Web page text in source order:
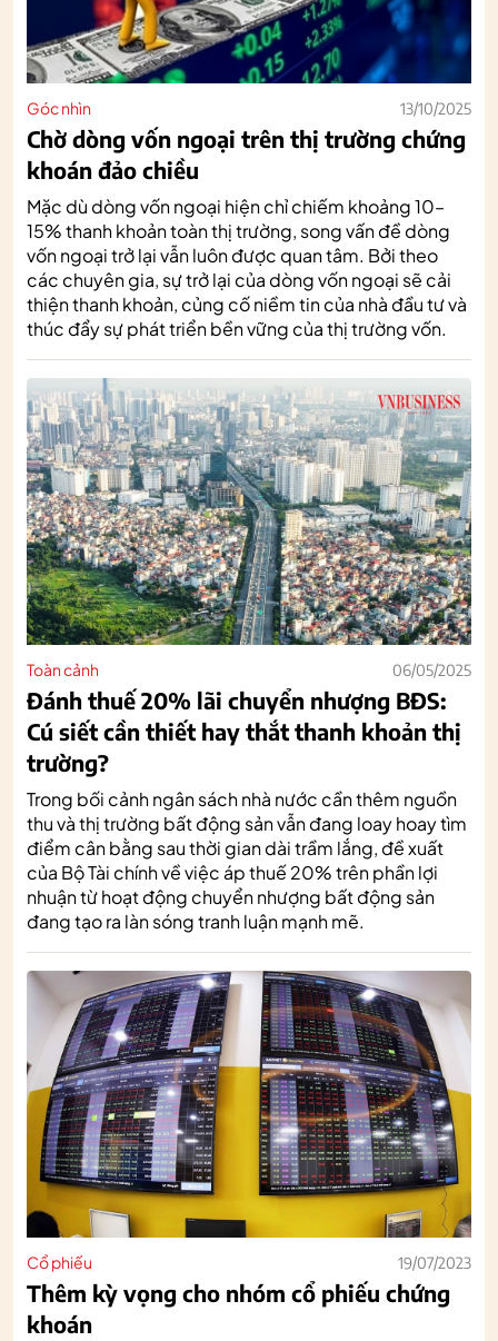
Góc nhìn 13/10/2025
Chờ dòng vốn ngoại trên thị trường chứng
khoán đảo chiều
Mặc dù dòng vốn ngoại hiện chỉ chiếm khoảng 10–
15% thanh khoản toàn thị trường, song vấn đề dòng
vốn ngoại trở lại vẫn luôn được quan tâm. Bởi theo
các chuyên gia, sự trở lại của dòng vốn ngoại sẽ cải
thiện thanh khoản, củng cố niềm tin của nhà đầu tư và
thúc đẩy sự phát triển bền vững của thị trường vốn.
Toàn cảnh 06/05/2025
Đánh thuế 20% lãi chuyển nhượng BĐS:
Cú siết cần thiết hay thắt thanh khoản thị
trường?
Trong bối cảnh ngân sách nhà nước cần thêm nguồn
thu và thị trường bất động sản vẫn đang loay hoay tìm
điểm cân bằng sau thời gian dài trầm lắng, đề xuất
của Bộ Tài chính về việc áp thuế 20% trên phần lợi
nhuận từ hoạt động chuyển nhượng bất động sản
đang tạo ra làn sóng tranh luận mạnh mẽ.
Cổ phiếu 19/07/2023
Thêm kỳ vọng cho nhóm cổ phiếu chứng
khoán